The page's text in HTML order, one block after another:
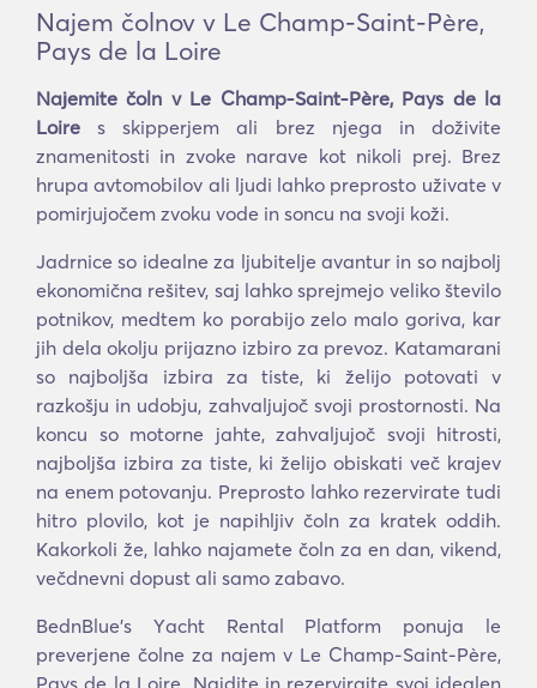
Najem čolnov v Le Champ-Saint-Père,
Pays de la Loire
Najemite čoln v Le Champ-Saint-Père, Pays de la
Loire s skipperjem ali brez njega in doživite
znamenitosti in zvoke narave kot nikoli prej. Brez
hrupa avtomobilov ali ljudi lahko preprosto uživate v
pomirjujočem zvoku vode in soncu na svoji koži.
Jadrnice so idealne za ljubitelje avantur in so najbolj
ekonomična rešitev, saj lahko sprejmejo veliko število
potnikov, medtem ko porabijo zelo malo goriva, kar
jih dela okolju prijazno izbiro za prevoz. Katamarani
so najboljša izbira za tiste, ki želijo potovati v
razkošju in udobju, zahvaljujoč svoji prostornosti. Na
koncu so motorne jahte, zahvaljujoč svoji hitrosti,
najboljša izbira za tiste, ki želijo obiskati več krajev
na enem potovanju. Preprosto lahko rezervirate tudi
hitro plovilo, kot je napihljiv čoln za kratek oddih.
Kakorkoli že, lahko najamete čoln za en dan, vikend,
večdnevni dopust ali samo zabavo.
BednBlue's Υacht Rental Platform ponuja le
preverjene čolne za najem v Le Champ-Saint-Père,
Pays de la Loire. Najdite in rezervirajte svoj idealen